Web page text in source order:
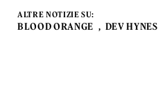
ALTRE NOTIZIE SU:
BLOOD ORANGE DEV HYNES